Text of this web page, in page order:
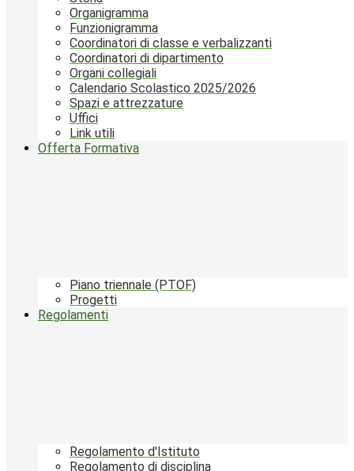
Organigramma
Funzionigramma
Coordinatori di classe e verbalizzanti
Coordinatori di dipartimento
Organi collegiali
Calendario Scolastico 2025/2026
Spazi e attrezzature
Uffici
Link utili
Offerta Formativa
Piano triennale (PTOF)
Progetti
Regolamenti
Regolamento d'Istituto
Regolamento di disciplina